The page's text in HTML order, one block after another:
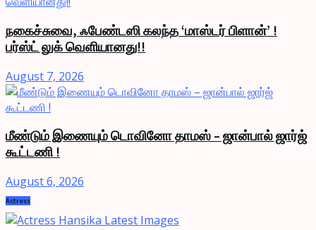
நகைச்சுவை, ஃபேண்டஸி கலந்த ‘மாஸ்டர் பிளான்’ !
பர்ஸ்ட் லுக் வெளியானது!!
August 7, 2026
மீண்டும் இணையும் டொவினோ தாமஸ் – ஜான்பால் ஜார்ஜ்
கூட்டணி !
August 6, 2026
Actress